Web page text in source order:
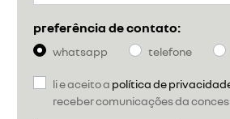
preferência de contato:
whatsapp telefone
li e aceito a política de
receber comunicações da